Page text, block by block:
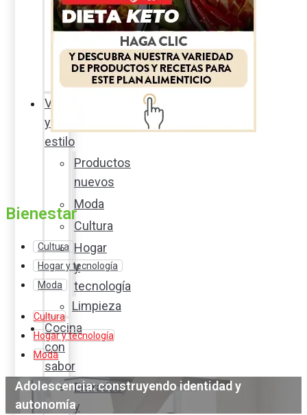
Sexualidad
responsable
la
percha
Vida
y
estilo
Productos
nuevos
Moda
Cultura
Hogar
y
tecnología
Limpieza
Cocina
con
sabor
Entradas
y
Bienestar
Cultura
Hogar y tecnología
Moda
Cultura
Hogar y tecnología
Moda
Adolescencia: construyendo identidad y
autonomía